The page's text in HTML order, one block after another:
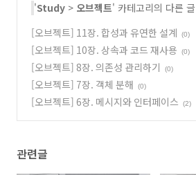
'Study > 오브젝트' 카테고리의 다른 글
[오브젝트] 11장. 합성과 유연한 설계
(0)
[오브젝트] 10장. 상속과 코드 재사용 (0)
[오브젝트] 8장. 의존성 관리하기 (0)
[오브젝트] 7장. 객체 분해 (0)
[오브젝트] 6장. 메시지와 인터페이스 (2)
관련글